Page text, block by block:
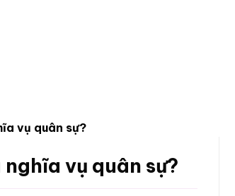
vụ quân sự?
vụ quân sự?